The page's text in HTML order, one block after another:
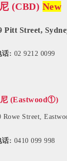
(CBD) New
Pitt Street,
话: 02 9212 0099
(Eastwood①)
Rowe Street,
话: 0410 099 998